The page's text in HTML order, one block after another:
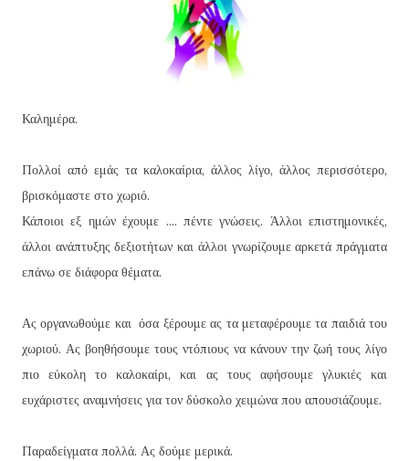
Καλημέρα.
Πολλοί από εμάς τα καλοκαίρια, άλλος λίγο, άλλος περισσότερο,
βρισκόμαστε στο χωριό.
Κάποιοι εξ ημών έχουμε .... πέντε γνώσεις. Άλλοι επιστημονικές,
άλλοι ανάπτυξης δεξιοτήτων και άλλοι γνωρίζουμε αρκετά πράγματα
επάνω σε διάφορα θέματα.
Ας οργανωθούμε και όσα ξέρουμε ας τα μεταφέρουμε τα παιδιά του
χωριού. Ας βοηθήσουμε τους ντόπιους να κάνουν την ζωή τους λίγο
πιο εύκολη το καλοκαίρι, και ας τους αφήσουμε γλυκιές και
ευχάριστες αναμνήσεις για τον δύσκολο χειμώνα που απουσιάζουμε.
Παραδείγματα πολλά. Ας δούμε μερικά.